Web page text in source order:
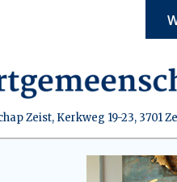
Zeist, Kerkweg 19-23, 3701